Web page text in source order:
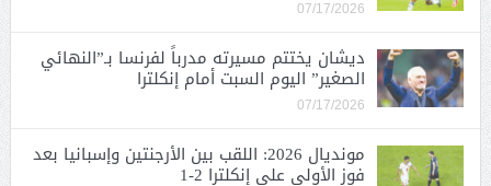
07/17/2026
ديشان يختتم مسيرته مدرباً لفرنسا بـ”النهائي
الصغير” اليوم السبت أمام إنكلترا
07/17/2026
مونديال 2026: اللقب بين الأرجنتين وإسبانيا بعد
فوز الأولى على إنكلترا 2-1